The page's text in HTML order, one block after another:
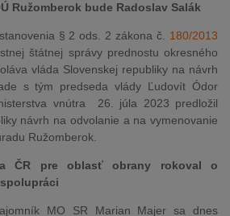
Ružomberok bude Radoslav Salák
§ 2 ods. 2 zákona č. 180/2013
štátnej správy prednostu okresného
vláda Slovenskej republiky na návrh
s tým predseda vlády Ľudovít Ódor
vnútra 26. júla 2023 predložil
návrh na odvolanie a na vymenovanie
Ružomberok.
ČR pre oblasť obrany rokoval o
MO SR Marian Majer sa dnes